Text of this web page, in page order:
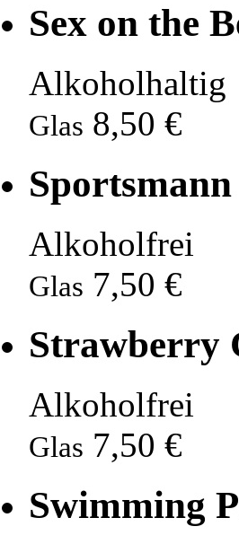
Sex on the
Alkoholhaltig
Glas 8,50 €
Sportsmann
Alkoholfrei
Glas 7,50 €
Strawberry
Alkoholfrei
Glas 7,50 €
Swimming